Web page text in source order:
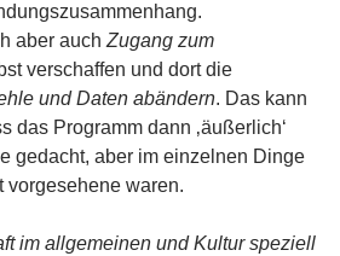
aber auch Zugang zum
verschaffen und dort die
und Daten abändern. Das kann
das Programm dann ‚äußerlich‘
gedacht, aber im einzelnen Dinge
vorgesehene waren.
im allgemeinen und Kultur speziell